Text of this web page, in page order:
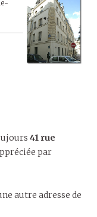
41 rue
par
autre adresse de